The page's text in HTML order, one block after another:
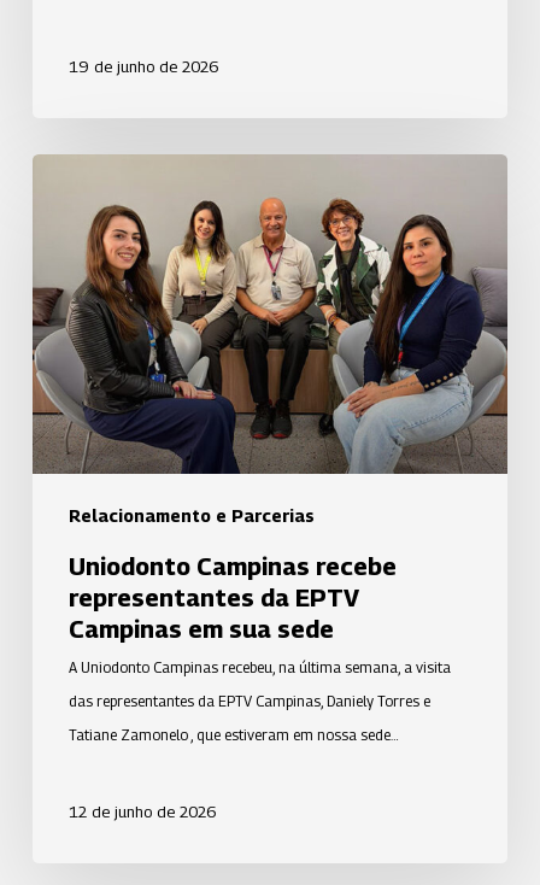
19 de junho de 2026
Relacionamento e Parcerias
Campinas
recebe
representantes
da
EPTV
Campinas
em
sua
sede
Uniodonto Campinas recebe
representantes da EPTV
Campinas em sua sede
A Uniodonto Campinas recebeu, na última semana, a visita
das representantes da EPTV Campinas, Daniely Torres e
Tatiane Zamonelo , que estiveram em nossa sede…
12 de junho de 2026